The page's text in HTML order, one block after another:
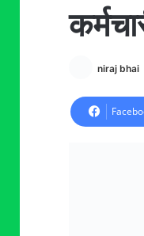
niraj bhai